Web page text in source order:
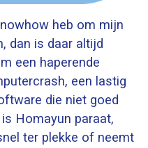
heb om mijn
dan is daar altijd
een haperende
een lastig
die niet goed
Homayun paraat,
ter plekke of neemt